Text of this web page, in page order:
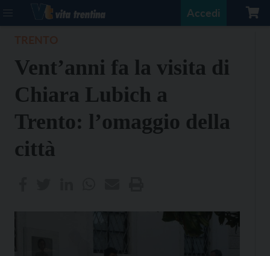
Accedi
Vent’anni fa la visita di
Chiara Lubich a
Trento: l’omaggio della
città